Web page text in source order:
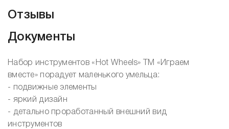
Отзывы
Документы
Набор инструментов «Hot Wheels» ТМ «Играем
вместе» порадует маленького умельца:
- подвижные элементы
- яркий дизайн
- детально проработанный внешний вид
инструментов